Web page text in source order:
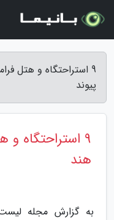
9 استراحتگاه و هتل
پیوند
9 استراحتگاه
هند
به گزارش مجله